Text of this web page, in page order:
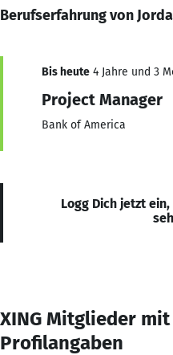
Berufserfahrung von
Bis heute 4 Jahre und 3
Project Manager
Bank of America
Logg Dich jetzt
XING Mitglieder
Profilangaben